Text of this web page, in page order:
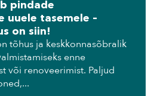
pindade
uuele tasemele –
on siin!
tõhus ja keskkonnasõbralik
enne
või renoveerimist. Paljud